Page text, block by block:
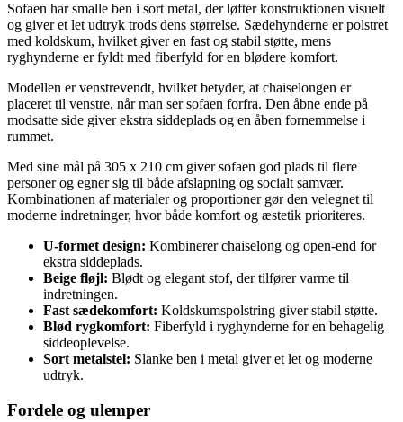
Sofaen har smalle ben i sort metal, der løfter konstruktionen visuelt
og giver et let udtryk trods dens størrelse. Sædehynderne er polstret
med koldskum, hvilket giver en fast og stabil støtte, mens
ryghynderne er fyldt med fiberfyld for en blødere komfort.
Modellen er venstrevendt, hvilket betyder, at chaiselongen er
placeret til venstre, når man ser sofaen forfra. Den åbne ende på
modsatte side giver ekstra siddeplads og en åben fornemmelse i
rummet.
Med sine mål på 305 x 210 cm giver sofaen god plads til flere
personer og egner sig til både afslapning og socialt samvær.
Kombinationen af materialer og proportioner gør den velegnet til
moderne indretninger, hvor både komfort og æstetik prioriteres.
U-formet design: Kombinerer chaiselong og open-end for
ekstra siddeplads.
Beige fløjl: Blødt og elegant stof, der tilfører varme til
indretningen.
Fast sædekomfort: Koldskumspolstring giver stabil støtte.
Blød rygkomfort: Fiberfyld i ryghynderne for en behagelig
siddeoplevelse.
Sort metalstel: Slanke ben i metal giver et let og moderne
udtryk.
Fordele og ulemper